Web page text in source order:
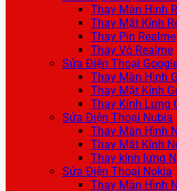
Thay Màn Hình
Thay Mặt Kính
Thay Pin Realme
Thay Vỏ Realme
Sửa Điện Thoại
Thay Màn Hình
Thay Mặt Kính
Thay Kính Lưng
Sửa Điện Thoại Nubia
Thay Màn Hình
Thay Mặt Kính
Thay kính lưng
Sửa Điện Thoại Nokia
Thay Màn Hình